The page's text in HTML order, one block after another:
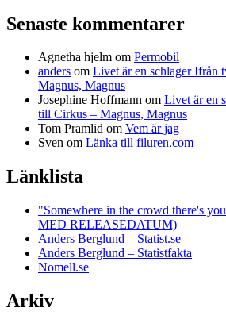
Senaste kommentarer
Agnetha hjelm om Permobil
anders om Livet är en schlager Ifrån
Magnus, Magnus
Josephine Hoffmann om Livet är en
till Cirkus – Magnus, Magnus
Tom Pramlid om Vem är jag
Sven om Länka till filuren.com
Länklista
"Somewhere in the crowd there's
MED RELEASEDATUM)
Anders Berglund – Statist.se
Anders Berglund – Statistfakta
Nomell.se
Arkiv